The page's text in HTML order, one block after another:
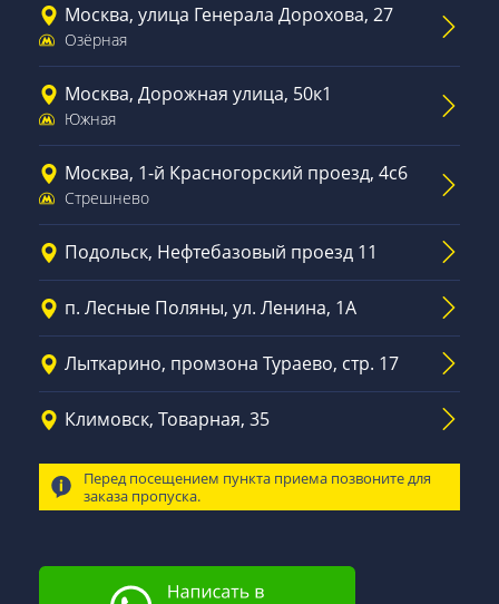
Москва, улица Генерала Дорохова, 27
Озёрная
Москва, Дорожная улица, 50к1
Южная
Москва, 1-й Красногорский проезд, 4с6
Стрешнево
Подольск, Нефтебазовый проезд 11
п. Лесные Поляны, ул. Ленина, 1А
Лыткарино, промзона Тураево, стр. 17
Климовск, Товарная, 35
Перед посещением пункта приема позвоните для
заказа пропуска.